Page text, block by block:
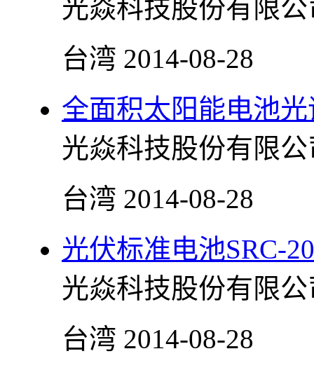
光焱科技股份有限公
台湾 2014-08-28
全面积太阳能电池
光焱科技股份有限公
台湾 2014-08-28
光伏标准电池SRC-
光焱科技股份有限公
台湾 2014-08-28